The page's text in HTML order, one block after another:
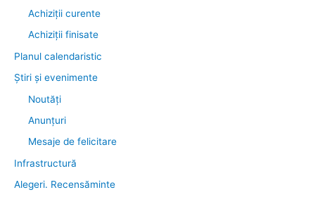
Achiziții curente
Achiziții finisate
Planul calendaristic
Știri şi evenimente
Noutăţi
Anunţuri
Mesaje de felicitare
Infrastructură
Alegeri. Recensăminte